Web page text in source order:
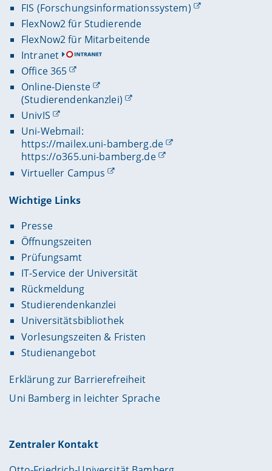
FIS (Forschungsinformationssystem)
FlexNow2 für Studierende
FlexNow2 für Mitarbeitende
Intranet
Office 365
Online-Dienste
(Studierendenkanzlei)
UnivIS
Uni-Webmail:
https://mailex.uni-bamberg.de
https://o365.uni-bamberg.de
Virtueller Campus
Wichtige Links
Presse
Öffnungszeiten
Prüfungsamt
IT-Service der Universität
Rückmeldung
Studierendenkanzlei
Universitätsbibliothek
Vorlesungszeiten & Fristen
Studienangebot
Erklärung zur Barrierefreiheit
Uni Bamberg in leichter Sprache
Zentraler Kontakt